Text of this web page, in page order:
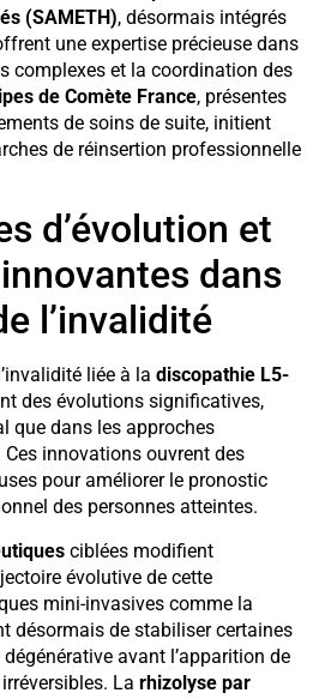
(SAMETH), désormais intégrés
une expertise précieuse dans
complexes et la coordination des
de Comète France, présentes
de soins de suite, initient
de réinsertion professionnelle
d’évolution et
dans
l’invalidité
liée à la discopathie L5-
des évolutions significatives,
que dans les approches
innovations ouvrent des
pour améliorer le pronostic
des personnes atteintes.
ciblées modifient
évolutive de cette
mini-invasives comme la
désormais de stabiliser certaines
avant l’apparition de
La rhizolyse par